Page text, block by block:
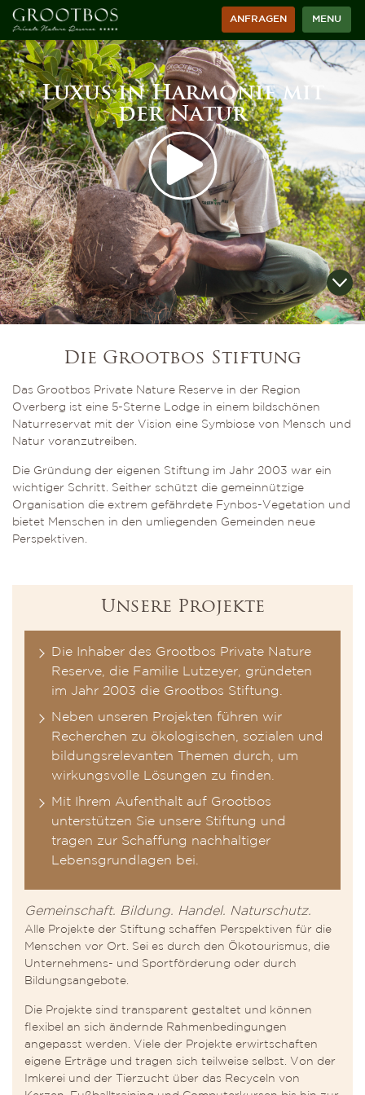
ANFRAGEN MENU
Luxus in Harmonie mit
der Natur
Die Grootbos Stiftung
Das Grootbos Private Nature Reserve in der Region
Overberg ist eine 5-Sterne Lodge in einem bildschönen
Naturreservat mit der Vision eine Symbiose von Mensch und
Natur voranzutreiben.
Die Gründung der eigenen Stiftung im Jahr 2003 war ein
wichtiger Schritt. Seither schützt die gemeinnützige
Organisation die extrem gefährdete Fynbos-Vegetation und
bietet Menschen in den umliegenden Gemeinden neue
Perspektiven.
Unsere Projekte
Die Inhaber des Grootbos Private Nature
Reserve, die Familie Lutzeyer, gründeten
im Jahr 2003 die Grootbos Stiftung.
Neben unseren Projekten führen wir
Recherchen zu ökologischen, sozialen und
bildungsrelevanten Themen durch, um
wirkungsvolle Lösungen zu finden.
Mit Ihrem Aufenthalt auf Grootbos
unterstützen Sie unsere Stiftung und
tragen zur Schaffung nachhaltiger
Lebensgrundlagen bei.
Gemeinschaft. Bildung. Handel. Naturschutz.
Alle Projekte der Stiftung schaffen Perspektiven für die
Menschen vor Ort. Sei es durch den Ökotourismus, die
Unternehmens- und Sportförderung oder durch
Bildungsangebote.
Die Projekte sind transparent gestaltet und können
flexibel an sich ändernde Rahmenbedingungen
angepasst werden. Viele der Projekte erwirtschaften
eigene Erträge und tragen sich teilweise selbst. Von der
Imkerei und der Tierzucht über das Recyceln von